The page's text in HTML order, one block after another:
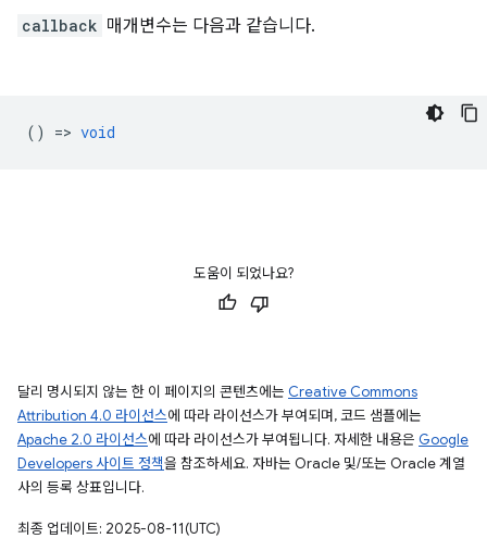
callback 매개변수는 다음과 같습니다.
() => void
도움이 되었나요?
달리 명시되지 않는 한 이 페이지의 콘텐츠에는 Creative Commons
Attribution 4.0 라이선스에 따라 라이선스가 부여되며, 코드 샘플에는
Apache 2.0 라이선스에 따라 라이선스가 부여됩니다. 자세한 내용은 Google
Developers 사이트 정책을 참조하세요. 자바는 Oracle 및/또는 Oracle 계열
사의 등록 상표입니다.
최종 업데이트: 2025-08-11(UTC)